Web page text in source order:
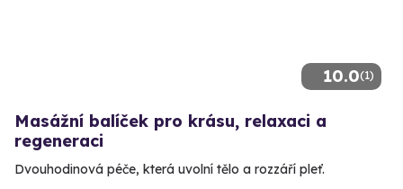
10.0(1)
Masážní balíček pro krásu, relaxaci a
regeneraci
Dvouhodinová péče, která uvolní tělo a rozzáří pleť.